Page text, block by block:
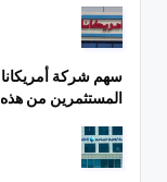
سهم شركة أمريكانا
المستثمرين من هذه